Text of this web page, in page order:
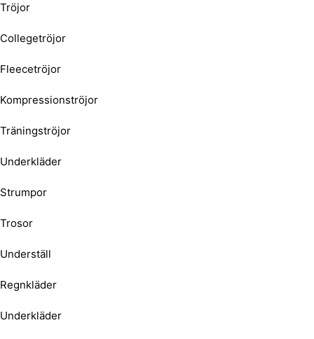
Tröjor
Collegetröjor
Fleecetröjor
Kompressionströjor
Träningströjor
Underkläder
Strumpor
Trosor
Underställ
Regnkläder
Underkläder